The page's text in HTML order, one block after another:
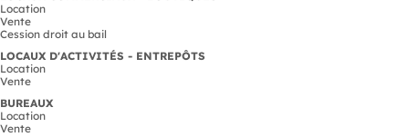
Location
Vente
Cession droit au bail
LOCAUX D'ACTIVITÉS - ENTREPÔTS
Location
Vente
BUREAUX
Location
Vente